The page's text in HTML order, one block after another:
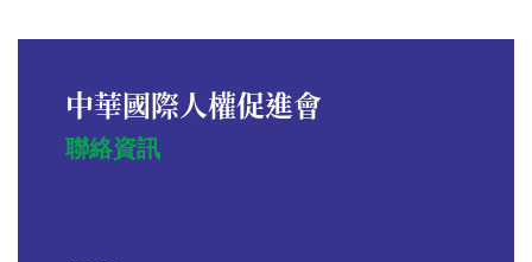
中華國際人權促進會
聯絡資訊